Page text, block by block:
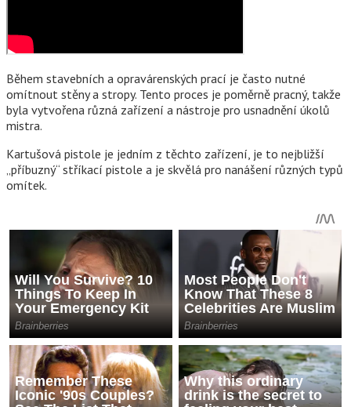
Během stavebních a opravárenských prací je často nutné
omítnout stěny a stropy. Tento proces je poměrně pracný, takže
byla vytvořena různá zařízení a nástroje pro usnadnění úkolů
mistra.
Kartušová pistole je jedním z těchto zařízení, je to nejbližší
„příbuzný“ stříkací pistole a je skvělá pro nanášení různých typů
omítek.